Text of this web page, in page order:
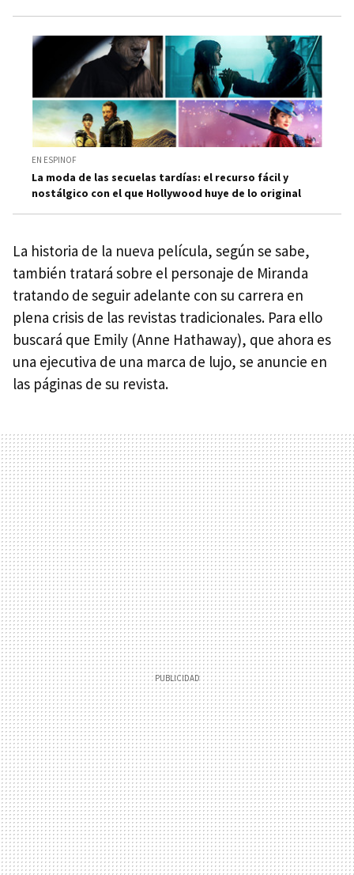
EN ESPINOF
La moda de las secuelas tardías: el recurso fácil y
nostálgico con el que Hollywood huye de lo original
La historia de la nueva película, según se sabe,
también tratará sobre el personaje de Miranda
tratando de seguir adelante con su carrera en
plena crisis de las revistas tradicionales. Para ello
buscará que Emily (Anne Hathaway), que ahora es
una ejecutiva de una marca de lujo, se anuncie en
las páginas de su revista.